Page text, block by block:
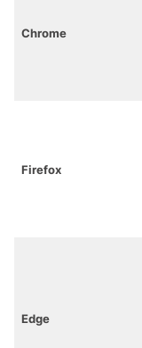
Chrome
Firefox
Edge